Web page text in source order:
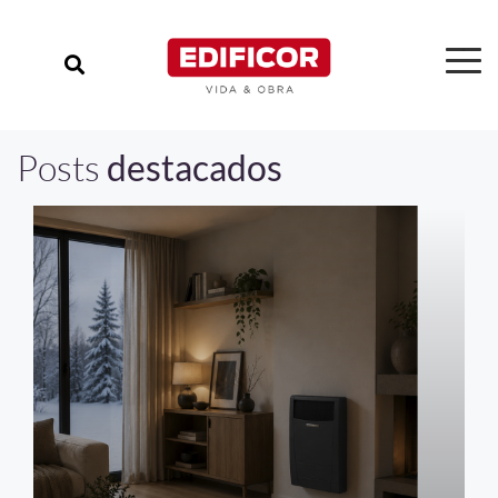
Posts destacados